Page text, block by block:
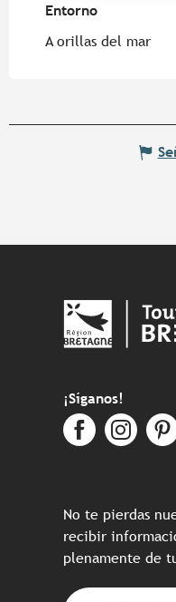
Entorno
Entorno
A orillas del mar
¡Síganos!
No te pierdas
recibir
plenamente de